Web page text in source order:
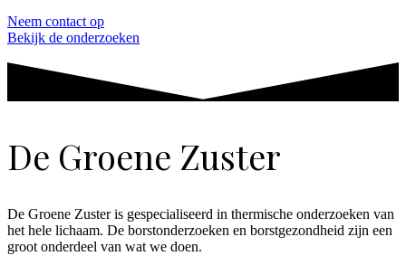
Neem contact op
Bekijk de onderzoeken
De Groene Zuster
De Groene Zuster is gespecialiseerd in thermische onderzoeken van
het hele lichaam. De borstonderzoeken en borstgezondheid zijn een
groot onderdeel van wat we doen.